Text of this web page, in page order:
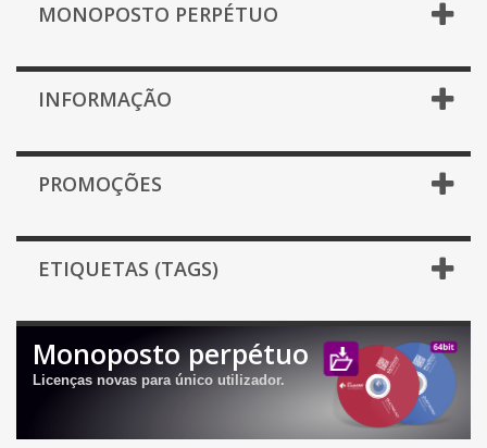
MONOPOSTO PERPÉTUO
INFORMAÇÃO
PROMOÇÕES
ETIQUETAS (TAGS)
Monoposto perpétuo
Licenças novas para único utilizador.